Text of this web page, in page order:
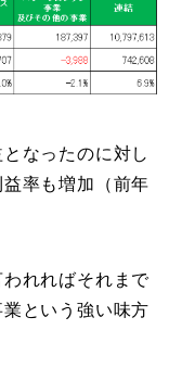
なったのに対し
率も増加（前年
われればそれまで
という強い味方